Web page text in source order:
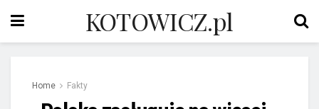
KOTOWICZ.pl
Home Fakty